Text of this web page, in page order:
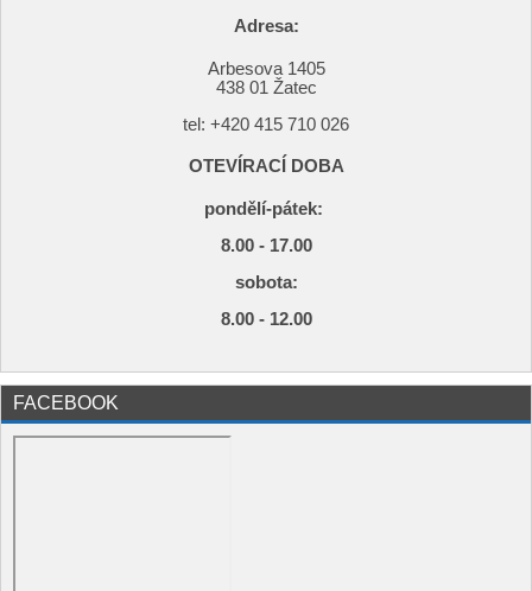
Adresa:
Arbesova 1405
438 01 Žatec
tel: +420 415 710 026
OTEVÍRACÍ DOBA
pondělí-pátek:
8.00 - 17.00
sobota:
8.00 - 12.00
FACEBOOK